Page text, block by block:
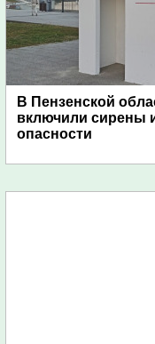
В Пензенской
включили сирены
опасности